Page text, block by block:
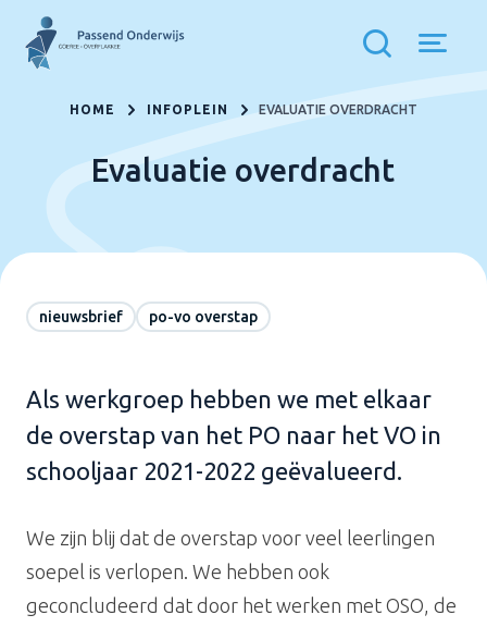
HOME INFOPLEIN EVALUATIE OVERDRACHT
Evaluatie overdracht
nieuwsbrief po-vo overstap
Als werkgroep hebben we met elkaar
de overstap van het PO naar het VO in
schooljaar 2021-2022 geëvalueerd.
We zijn blij dat de overstap voor veel leerlingen
soepel is verlopen. We hebben ook
geconcludeerd dat door het werken met OSO, de